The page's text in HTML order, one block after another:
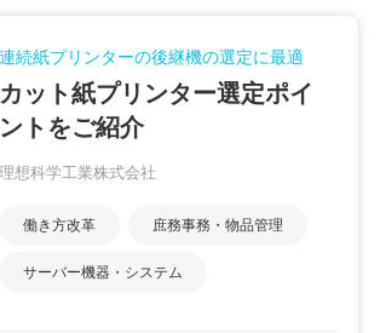
連続紙プリンターの後継機の選定に最適
カット紙プリンター選定ポイ
ントをご紹介
理想科学工業株式会社
働き方改革 庶務事務・物品管理
サーバー機器・システム